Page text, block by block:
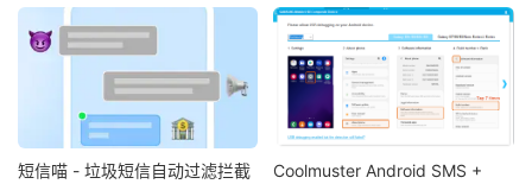
短信喵 - 垃圾短信自动过滤拦截
Coolmuster Android SMS +